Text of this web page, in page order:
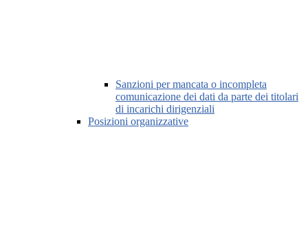
Sanzioni per mancata o incompleta
comunicazione dei dati da parte dei titolari
di incarichi dirigenziali
Posizioni organizzative